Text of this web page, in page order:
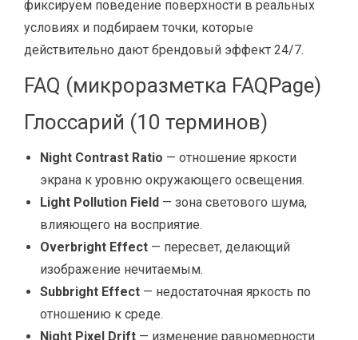
фиксируем поведение поверхности в реальных
условиях и подбираем точки, которые
действительно дают брендовый эффект 24/7.
FAQ (микроразметка FAQPage)
Глоссарий (10 терминов)
Night Contrast Ratio — отношение яркости
экрана к уровню окружающего освещения.
Light Pollution Field — зона светового шума,
влияющего на восприятие.
Overbright Effect — пересвет, делающий
изображение нечитаемым.
Subbright Effect — недостаточная яркость по
отношению к среде.
Night Pixel Drift — изменение равномерности